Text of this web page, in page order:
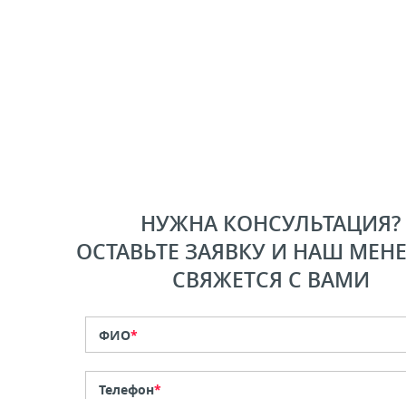
НУЖНА КОНСУЛЬТАЦИЯ?
ОСТАВЬТЕ ЗАЯВКУ И НАШ
СВЯЖЕТСЯ С ВАМИ
ФИО*
Телефон*